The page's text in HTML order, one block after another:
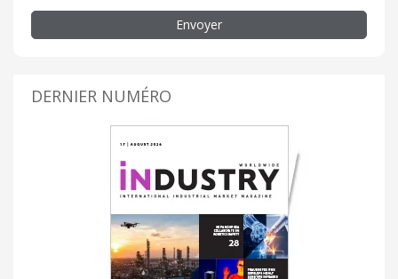
Envoyer
DERNIER NUMÉRO